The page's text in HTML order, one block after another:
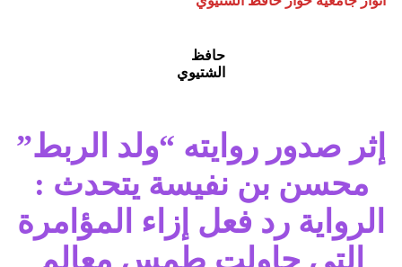
حافظ
الشتيوي
إثر صدور روايته “ولد الربط”
محسن بن نفيسة يتحدث :
الرواية رد فعل إزاء المؤامرة
التي حاولت طمس معالم